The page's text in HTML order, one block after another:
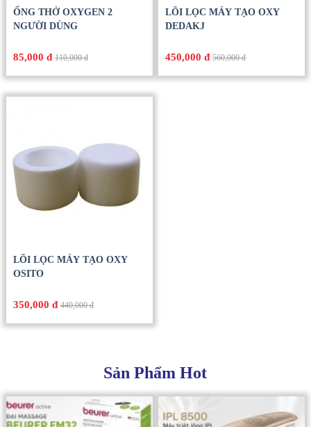
ỐNG THỞ OXYGEN 2
NGƯỜI DÙNG
85,000 đ 110,000 đ
LÕI LỌC MÁY TẠO OXY
DEDAKJ
450,000 đ 560,000 đ
LÕI LỌC MÁY TẠO OXY
OSITO
350,000 đ 440,000 đ
Sản Phẩm Hot